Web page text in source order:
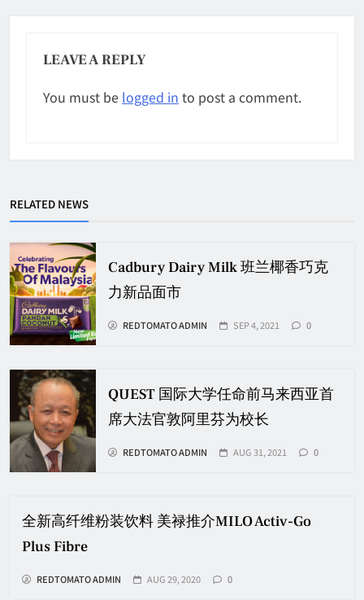
LEAVE A REPLY
You must be logged in to post a comment.
RELATED NEWS
Cadbury Dairy Milk 班兰椰香巧克
力新品面市
REDTOMATO ADMIN SEP 4, 2021 0
QUEST 国际大学任命前马来西亚首
席大法官敦阿里芬为校长
REDTOMATO ADMIN AUG 31, 2021 0
全新高纤维粉装饮料 美禄推介MILO Activ-Go
Plus Fibre
REDTOMATO ADMIN AUG 29, 2020 0